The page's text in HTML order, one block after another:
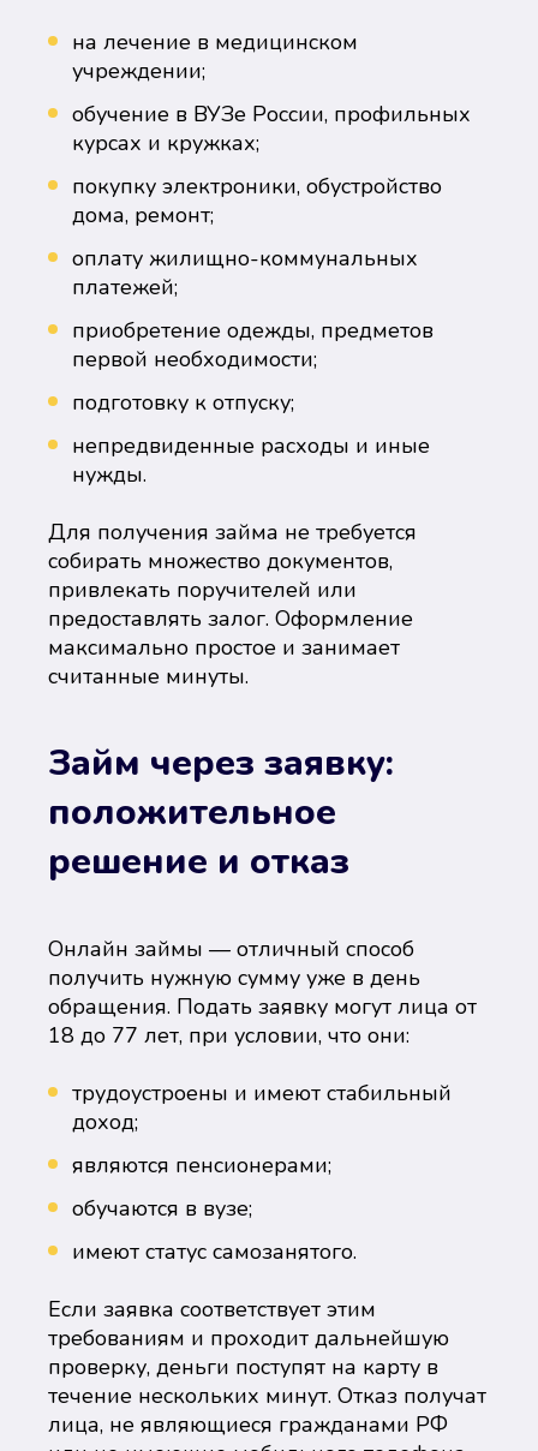
на лечение в медицинском
учреждении;
обучение в ВУЗе России, профильных
курсах и кружках;
покупку электроники, обустройство
дома, ремонт;
оплату жилищно-коммунальных
платежей;
приобретение одежды, предметов
первой необходимости;
подготовку к отпуску;
непредвиденные расходы и иные
нужды.
Для получения займа не требуется
собирать множество документов,
привлекать поручителей или
предоставлять залог. Оформление
максимально простое и занимает
считанные минуты.
Займ через заявку:
положительное
решение и отказ
Онлайн займы — отличный способ
получить нужную сумму уже в день
обращения. Подать заявку могут лица от
18 до 77 лет, при условии, что они:
трудоустроены и имеют стабильный
доход;
являются пенсионерами;
обучаются в вузе;
имеют статус самозанятого.
Если заявка соответствует этим
требованиям и проходит дальнейшую
проверку, деньги поступят на карту в
течение нескольких минут. Отказ получат
лица, не являющиеся гражданами РФ